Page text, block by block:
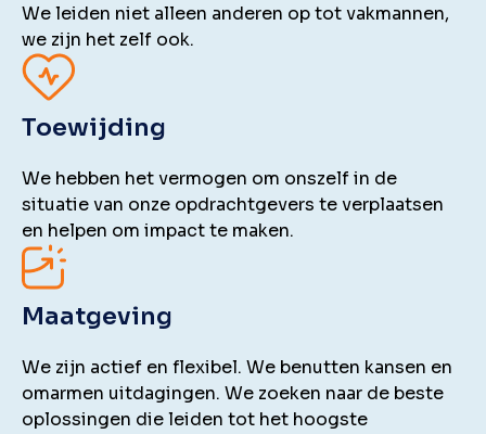
We leiden niet alleen anderen op tot vakmannen,
we zijn het zelf ook.
Toewijding
We hebben het vermogen om onszelf in de
situatie van onze opdrachtgevers te verplaatsen
en helpen om impact te maken.
Maatgeving
We zijn actief en flexibel. We benutten kansen en
omarmen uitdagingen. We zoeken naar de beste
oplossingen die leiden tot het hoogste